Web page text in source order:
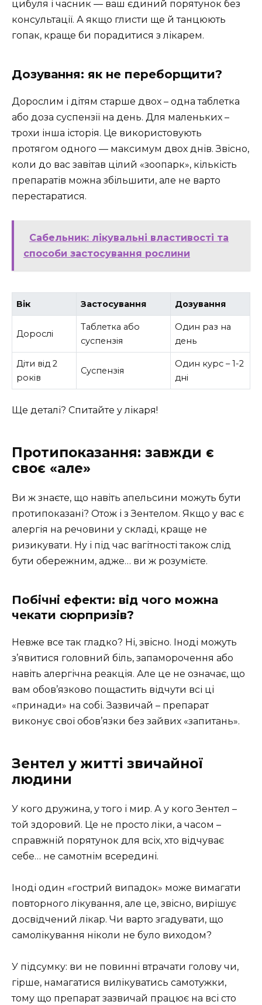
цибуля і часник — ваш єдиний порятунок без
консультації. А якщо глисти ще й танцюють
гопак, краще би порадитися з лікарем.
Дозування: як не переборщити?
Дорослим і дітям старше двох – одна таблетка
або доза суспензії на день. Для маленьких –
трохи інша історія. Це використовують
протягом одного — максимум двох днів. Звісно,
коли до вас завітав цілий «зоопарк», кількість
препаратів можна збільшити, але не варто
перестаратися.
Сабельник: лікувальні властивості та
способи застосування рослини
Вік Застосування Дозування
Дорослі
Таблетка або
суспензія
Один раз на
день
Діти від 2
років
Суспензія
Один курс – 1-2
дні
Ще деталі? Спитайте у лікаря!
Протипоказання: завжди є
своє «але»
Ви ж знаєте, що навіть апельсини можуть бути
протипоказані? Отож і з Зентелом. Якщо у вас є
алергія на речовини у складі, краще не
ризикувати. Ну і під час вагітності також слід
бути обережним, адже… ви ж розумієте.
Побічні ефекти: від чого можна
чекати сюрпризів?
Невже все так гладко? Ні, звісно. Іноді можуть
з’явитися головний біль, запаморочення або
навіть алергічна реакція. Але це не означає, що
вам обов’язково пощастить відчути всі ці
«принади» на собі. Зазвичай – препарат
виконує свої обов’язки без зайвих «запитань».
Зентел у житті звичайної
людини
У кого дружина, у того і мир. А у кого Зентел –
той здоровий. Це не просто ліки, а часом –
справжній порятунок для всіх, хто відчуває
себе… не самотнім всередині.
Іноді один «гострий випадок» може вимагати
повторного лікування, але це, звісно, вирішує
досвідчений лікар. Чи варто згадувати, що
самолікування ніколи не було виходом?
У підсумку: ви не повинні втрачати голову чи,
гірше, намагатися вилікуватись самотужки,
тому що препарат зазвичай працює на всі сто